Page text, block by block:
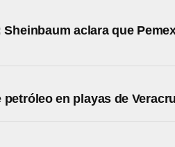
aclara que
en playas de